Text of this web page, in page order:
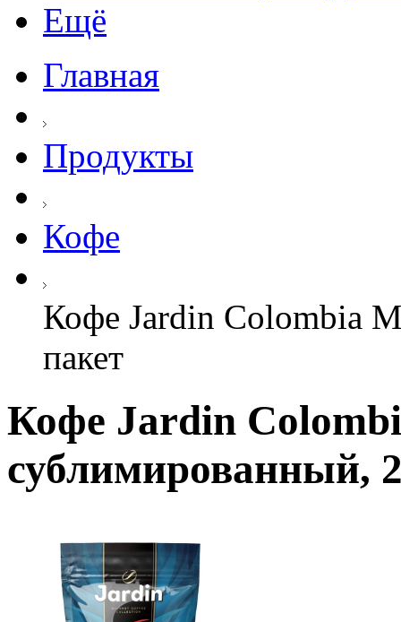
Ещё
Главная
Продукты
Кофе
Кофе Jardin Colombia
пакет
Кофе Jardin
сублимированный,